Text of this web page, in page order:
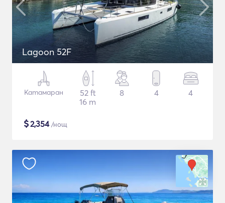
Lagoon 52F
Катамаран
52 ft
16 m
8 4 4
$2,354/нощ